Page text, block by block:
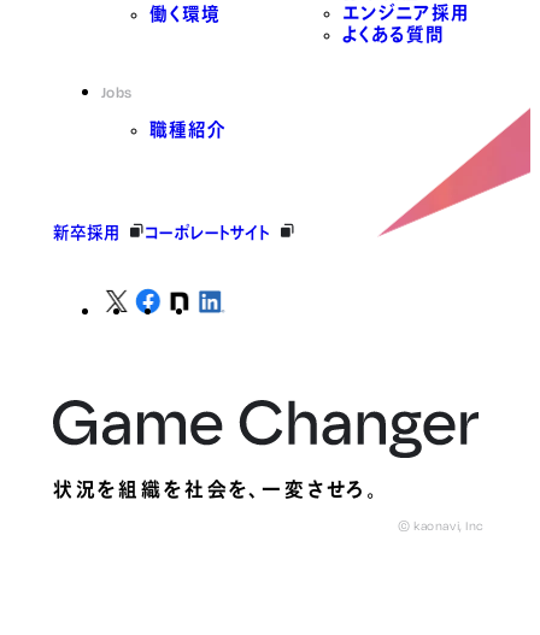
働く環境
Jobs
職種紹介
エンジニア採用
よくある質問
新卒採用 コーポレートサイト
状況を組織を社会を、一変させろ。
© kaonavi, Inc